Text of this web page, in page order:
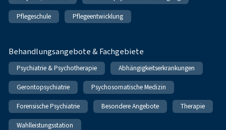
Pflegeschule Pflegeentwicklung
Behandlungsangebote & Fachgebiete
Psychiatrie & Psychotherapie Abhängigkeitserkrankungen
Gerontopsychiatrie Psychosomatische Medizin
Forensische Psychiatrie Besondere Angebote Therapie
Wahlleistungsstation